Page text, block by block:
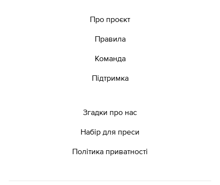
Про проєкт
Правила
Команда
Підтримка
Згадки про нас
Набір для преси
Політика приватності